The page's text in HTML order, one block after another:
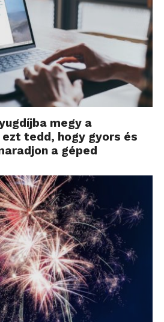
megy a
ezt tedd, hogy gyors és
a géped